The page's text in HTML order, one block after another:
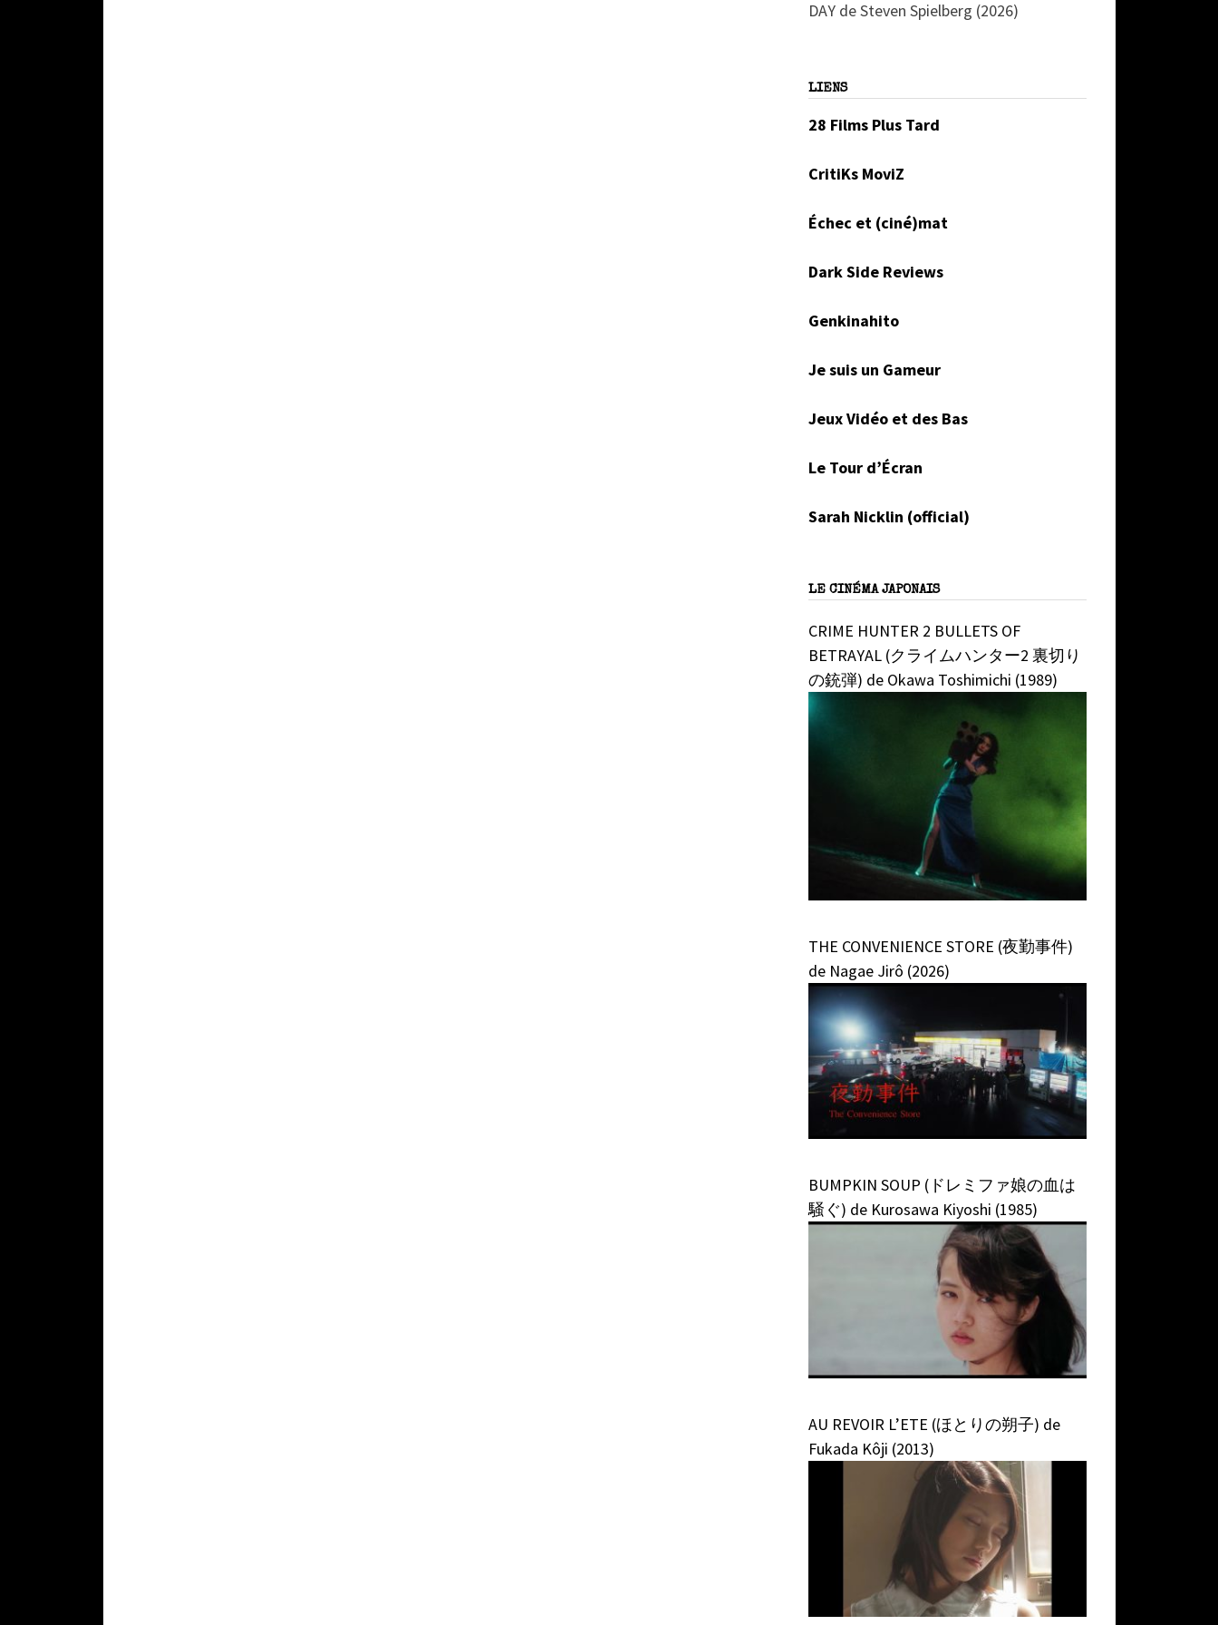
DAY de Steven Spielberg (2026)
LIENS
28 Films Plus Tard
CritiKs MoviZ
Échec et (ciné)mat
Dark Side Reviews
Genkinahito
Je suis un Gameur
Jeux Vidéo et des Bas
Le Tour d’Écran
Sarah Nicklin (official)
LE CINÉMA JAPONAIS
CRIME HUNTER 2 BULLETS OF
BETRAYAL (クライムハンター2 裏切り
の銃弾) de Okawa Toshimichi (1989)
THE CONVENIENCE STORE (夜勤事件)
de Nagae Jirô (2026)
BUMPKIN SOUP (ドレミファ娘の血は
騒ぐ) de Kurosawa Kiyoshi (1985)
AU REVOIR L’ETE (ほとりの朔子) de
Fukada Kôji (2013)